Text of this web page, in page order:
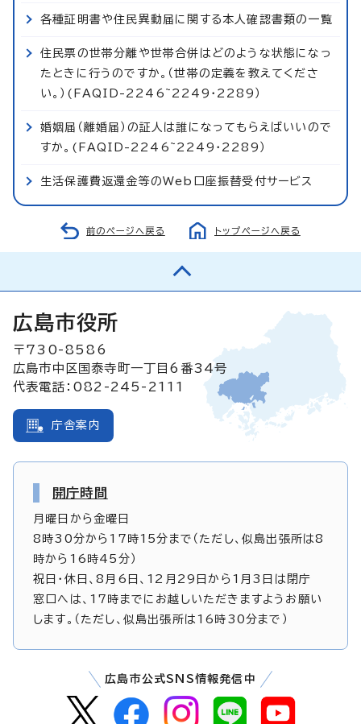
各種証明書や住民異動届に関する本人確認書類の一覧
住民票の世帯分離や世帯合併はどのような状態になっ
たときに行うのですか。（世帯の定義を教えてくださ
い。）(FAQID-2246~2249・2289）
婚姻届（離婚届）の証人は誰になってもらえばいいので
すか。(FAQID-2246~2249・2289）
生活保護費返還金等のWeb口座振替受付サービス
前のページへ戻る トップページへ戻る
広島市役所
〒730-8586
広島市中区国泰寺町一丁目6番34号
代表電話：082-245-2111
庁舎案内
開庁時間
月曜日から金曜日
8時30分から17時15分まで（ただし、似島出張所は8
時から16時45分）
祝日・休日、8月6日、12月29日から1月3日は閉庁
窓口へは、17時までにお越しいただきますようお願い
します。（ただし、似島出張所は16時30分まで）
広島市公式SNS情報発信中